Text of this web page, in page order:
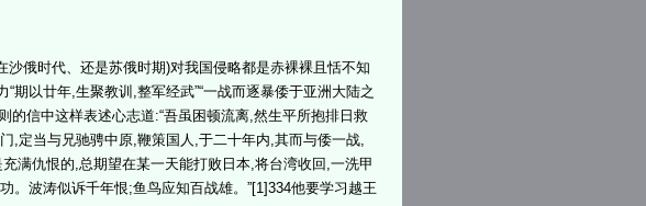
俄时代、还是苏俄时期)对我国侵略都是赤裸裸且恬不知
期以廿年,生聚教训,整军经武”“一战而逐暴倭于亚洲大陆之
的信中这样表述心志道:“吾虽困顿流离,然生平所抱排日救
,定当与兄驰骋中原,鞭策国人,于二十年内,其而与倭一战,
满仇恨的,总期望在某一天能打败日本,将台湾收回,一洗甲
。波涛似诉千年恨;鱼鸟应知百战雄。”[1]334他要学习越王